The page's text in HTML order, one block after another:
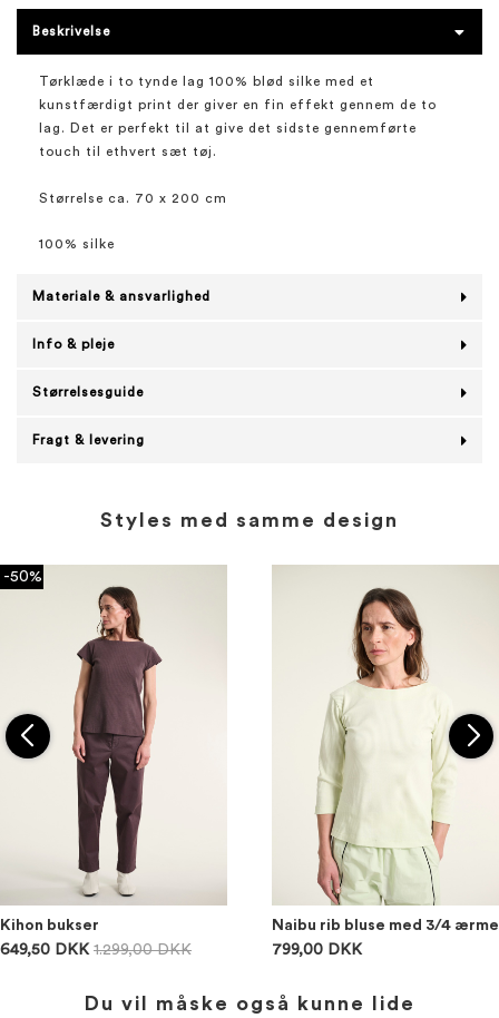
Beskrivelse
Tørklæde i to tynde lag 100% blød silke med et
kunstfærdigt print der giver en fin effekt gennem de to
lag. Det er perfekt til at give det sidste gennemførte
touch til ethvert sæt tøj.
Størrelse ca. 70 x 200 cm
100% silke
Materiale & ansvarlighed
Info & pleje
Størrelsesguide
Fragt & levering
Styles med samme design
-50%
Kihon bukser
649,50 DKK 1.299,00 DKK
Naibu rib bluse med 3/4 ærme
799,00 DKK
Du vil måske også kunne lide